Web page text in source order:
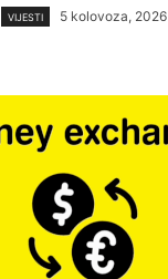
VIJESTI 5 kolovoza, 2026